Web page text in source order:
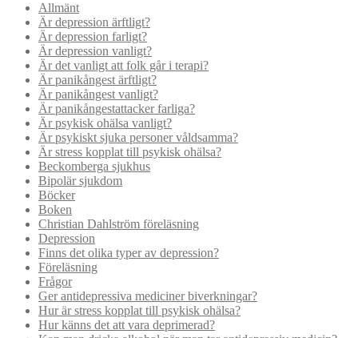
Allmänt
Är depression ärftligt?
Är depression farligt?
Är depression vanligt?
Är det vanligt att folk går i terapi?
Är panikångest ärftligt?
Är panikångest vanligt?
Är panikångestattacker farliga?
Är psykisk ohälsa vanligt?
Är psykiskt sjuka personer våldsamma?
Är stress kopplat till psykisk ohälsa?
Beckomberga sjukhus
Bipolär sjukdom
Böcker
Boken
Christian Dahlström föreläsning
Depression
Finns det olika typer av depression?
Föreläsning
Frågor
Ger antidepressiva mediciner biverkningar?
Hur är stress kopplat till psykisk ohälsa?
Hur känns det att vara deprimerad?